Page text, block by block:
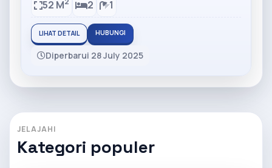
52 M
2 1
LIHAT DETAIL HUBUNGI
Diperbarui 28 July 2025
JELAJAHI
Kategori populer